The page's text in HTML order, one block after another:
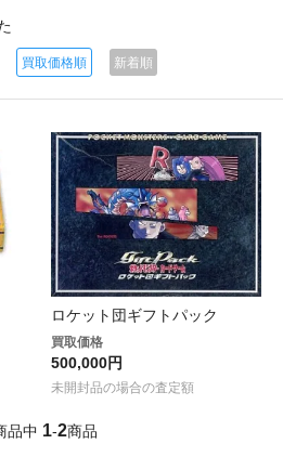
買取価格順 新着順
ロケット団ギフトパック
買取価格
500,000円
未開封品の場合の査定額
品中 1-2商品